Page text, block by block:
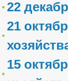
22
21
15